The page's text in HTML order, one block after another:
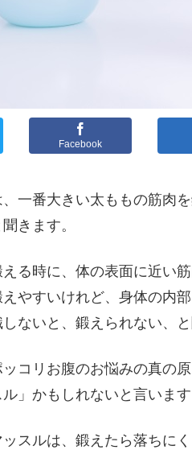
Facebook
一番大きい太ももの筋肉
きます。
る時に、体の表面に近い
やすいけれど、身体の内
ないと、鍛えられない、と
コリお腹のお悩みの真の
ル」かもしれないと言います
スルは、鍛えたら落ちにく